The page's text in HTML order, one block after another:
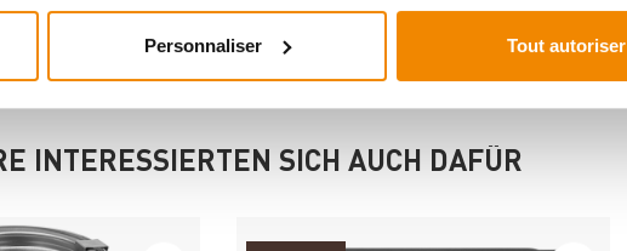
Personnaliser Tout autoriser
INTERESSIERTEN SICH AUCH DAFÜR